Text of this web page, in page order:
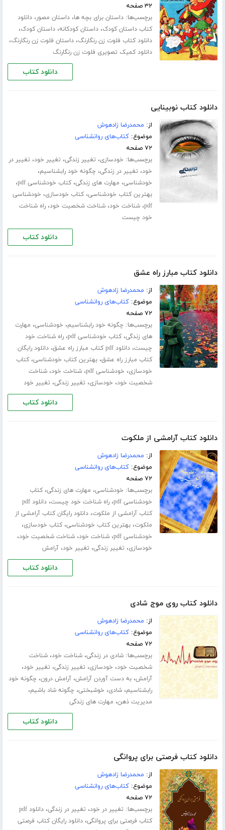
۳۲ صفحه
برچسب‌ها:داستان برای بچه ها،داستان مصور،دانلود
کتاب داستان کودک،داستان کودکانه،داستان کودک،
دانلود کتاب فلوت زن رنگارنگ،داستان فلوت زن رنگارنگ،
دانلود کمیک تصویری فلوت زن رنگارنگ
دانلود کتاب
دانلود کتاب نوبینایی
از: محمدرضا زادهوش
موضوع:کتاب‌های روانشناسی
۷۲ صفحه
برچسب‌ها: خودسازی، تغییر زندگی، تغییر خود، تغییر در
خود، تغییر در زندگی، چگونه خود رابشناسیم،
خودشناسی، مهارت های زندگی،کتاب خودشناسی pdf ،
بهترین کتاب خودشناسی،کتاب خودسازی، خودشناسی
pdf،شناخت خود،شناخت شخصیت خود،راه شناخت
خود چیست
دانلود کتاب
دانلود کتاب مبارز راه عشق
از: محمدرضا زادهوش
موضوع:کتاب‌های روانشناسی
۷۲ صفحه
برچسب‌ها: چگونه خود رابشناسیم، خودشناسی، مهارت
های زندگی،کتاب خودشناسی pdf ،راه شناخت خود
چیست،دانلود pdf کتاب مبارز راه عشق ،دانلود رایگان
کتاب مبارز راه عشق،بهترین کتاب خودشناسی،کتاب
خودسازی، خودشناسی pdf ،شناخت خود،شناخت
شخصیت خود، خودسازی، تغییر زندگی، تغییر خود
دانلود کتاب
دانلود کتاب آرامشی از ملکوت
از: محمدرضا زادهوش
موضوع:کتاب‌های روانشناسی
۷۲ صفحه
برچسب‌ها: خودشناسی، مهارت های زندگی،کتاب
خودشناسی pdf
،راه شناخت خود چیست،
دانلود pdf
کتاب آرامشی از ملکوت،دانلود رایگان کتاب آرامشی از
ملکوت،بهترین کتاب خودشناسی،کتاب خودسازی،
خودشناسی pdf ،شناخت خود،شناخت شخصیت خود،
خودسازی، تغییر زندگی، تغییر خود،آرامش
دانلود کتاب
دانلود کتاب روی موج شادی
از: محمدرضا زادهوش
موضوع:کتاب‌های روانشناسی
۷۲ صفحه
برچسب‌ها:شادی در زندگی،شناخت خود،شناخت
شخصیت خود، خودسازی، تغییر زندگی، تغییر خود،
آرامش،به دست آوردن آرامش،آرامش درون، چگونه خود
رابشناسیم،شادی، خوشبختی، چگونه شاد باشیم،
مدیریت ذهن، مهارت های زندگی
دانلود کتاب
دانلود کتاب فرصتی برای پروانگی
از: محمدرضا زادهوش
موضوع:کتاب‌های روانشناسی
۷۲ صفحه
برچسب‌ها: تغییر در خود، تغییر در زندگی،
دانلود pdf
کتاب فرصتی برای پروانگی،دانلود رایگان کتاب فرصتی